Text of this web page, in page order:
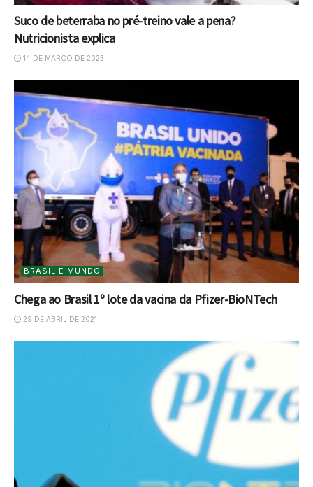
Suco de beterraba no pré-treino vale a pena?
Nutricionista explica
14 DE MARÇO DE 2023
BRASIL E MUNDO
Chega ao Brasil 1º lote da vacina da Pfizer-BioNTech
29 DE ABRIL DE 2021